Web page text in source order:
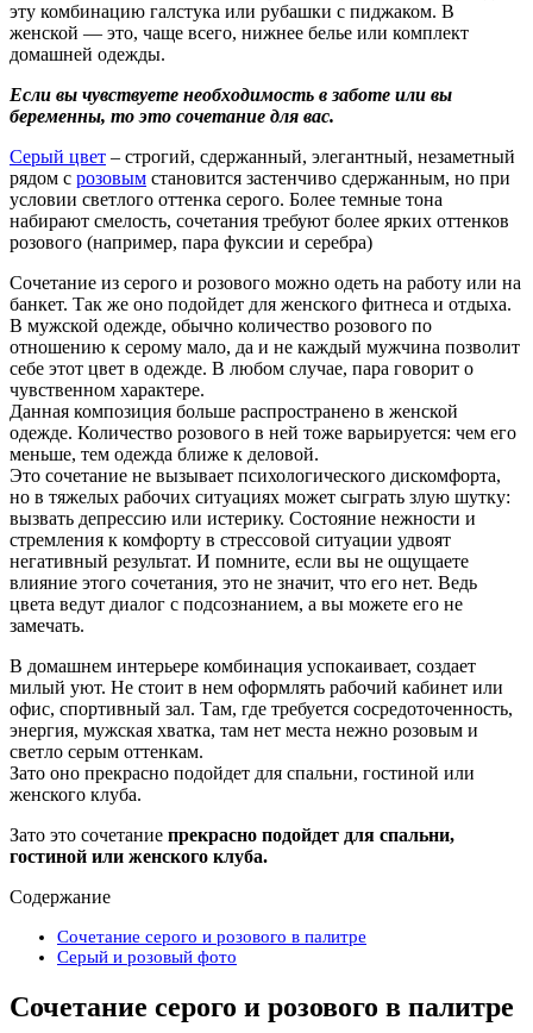
эту комбинацию галстука или рубашки с пиджаком. В
женской — это, чаще всего, нижнее белье или комплект
домашней одежды.
Если вы чувствуете необходимость в заботе или вы
беременны, то это сочетание для вас.
Серый цвет – строгий, сдержанный, элегантный, незаметный
рядом с розовым становится застенчиво сдержанным, но при
условии светлого оттенка серого. Более темные тона
набирают смелость, сочетания требуют более ярких оттенков
розового (например, пара фуксии и серебра)
Сочетание из серого и розового можно одеть на работу или на
банкет. Так же оно подойдет для женского фитнеса и отдыха.
В мужской одежде, обычно количество розового по
отношению к серому мало, да и не каждый мужчина позволит
себе этот цвет в одежде. В любом случае, пара говорит о
чувственном характере.
Данная композиция больше распространено в женской
одежде. Количество розового в ней тоже варьируется: чем его
меньше, тем одежда ближе к деловой.
Это сочетание не вызывает психологического дискомфорта,
но в тяжелых рабочих ситуациях может сыграть злую шутку:
вызвать депрессию или истерику. Состояние нежности и
стремления к комфорту в стрессовой ситуации удвоят
негативный результат. И помните, если вы не ощущаете
влияние этого сочетания, это не значит, что его нет. Ведь
цвета ведут диалог с подсознанием, а вы можете его не
замечать.
В домашнем интерьере комбинация успокаивает, создает
милый уют. Не стоит в нем оформлять рабочий кабинет или
офис, спортивный зал. Там, где требуется сосредоточенность,
энергия, мужская хватка, там нет места нежно розовым и
светло серым оттенкам.
Зато оно прекрасно подойдет для спальни, гостиной или
женского клуба.
Зато это сочетание прекрасно подойдет для спальни,
гостиной или женского клуба.
Содержание
Сочетание серого и розового в палитре
Серый и розовый фото
Сочетание серого и розового в палитре